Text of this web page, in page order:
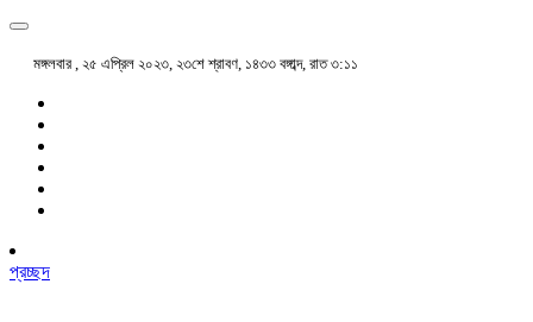
মঙ্গলবার , ২৫ এপ্রিল ২০২৩, ২৩শে শ্রাবণ, ১৪৩৩ বঙ্গাব্দ, রাত ৩:১১
প্রচ্ছদ